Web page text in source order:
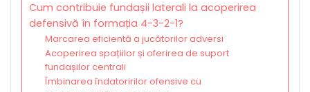
Cum contribuie fundașii laterali la acoperirea
defensivă în formația 4-3-2-1?
Marcarea eficientă a jucătorilor adversi
Acoperirea spațiilor și oferirea de suport
fundașilor centrali
Îmbinarea îndatoririlor ofensive cu